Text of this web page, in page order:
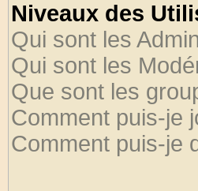
Niveaux des
Qui sont les
Qui sont les
Que sont les
Comment puis-je
Comment puis-je